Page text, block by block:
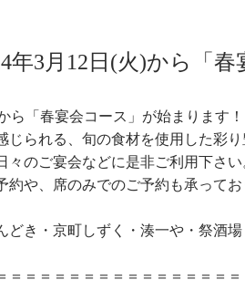
年3月12日(火)から「
ら「春宴会コース」が始まります！
じられる、旬の食材を使用した彩り
々のご宴会などに是非ご利用下さい
約や、席のみでのご予約も承ってお
どき・京町しずく・湊一や・祭酒
＝＝＝＝＝＝＝＝＝＝＝＝＝＝＝